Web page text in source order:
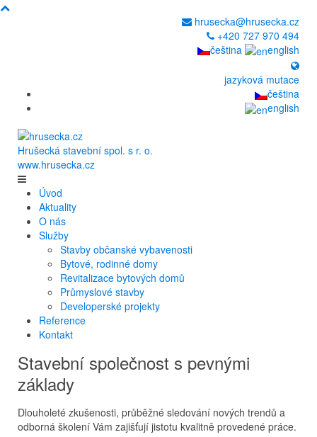
hrusecka@hrusecka.cz
+420 727 970 494
čeština
english
jazyková mutace
čeština
english
Hrušecká stavební spol. s r. o.
www.hrusecka.cz
Úvod
Aktuality
O nás
Služby
Stavby občanské vybavenosti
Bytové, rodinné domy
Revitalizace bytových domů
Průmyslové stavby
Developerské projekty
Reference
Kontakt
Stavební společnost s pevnými
základy
Dlouholeté zkušenosti, průběžné sledování nových trendů a
odborná školení Vám zajišťují jistotu kvalitně provedené práce.